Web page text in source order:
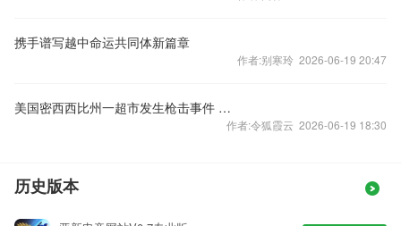
携手谱写越中命运共同体新篇章
作者:别寒玲 2026-06-19 20:47
美国密西西比州一超市发生枪击事件 致1死1伤
作者:令狐霞云 2026-06-19 18:30
历史版本